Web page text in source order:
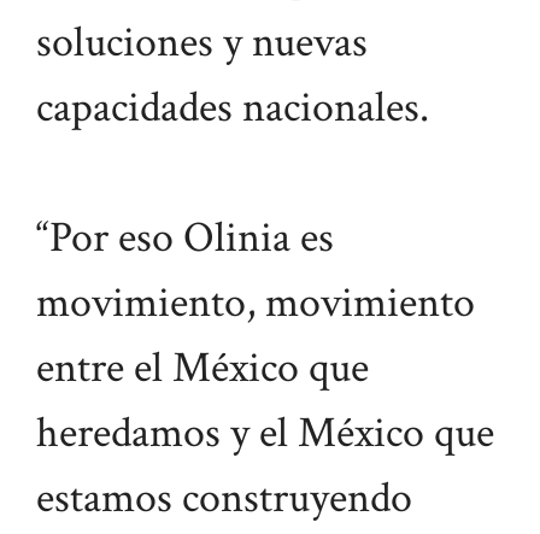
soluciones y nuevas
capacidades nacionales.
“Por eso Olinia es
movimiento, movimiento
entre el México que
heredamos y el México que
estamos construyendo